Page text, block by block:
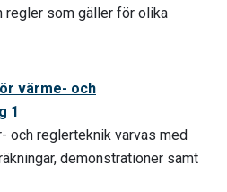
regler som gäller för olika
värme- och
1
och reglerteknik varvas med
demonstrationer samt